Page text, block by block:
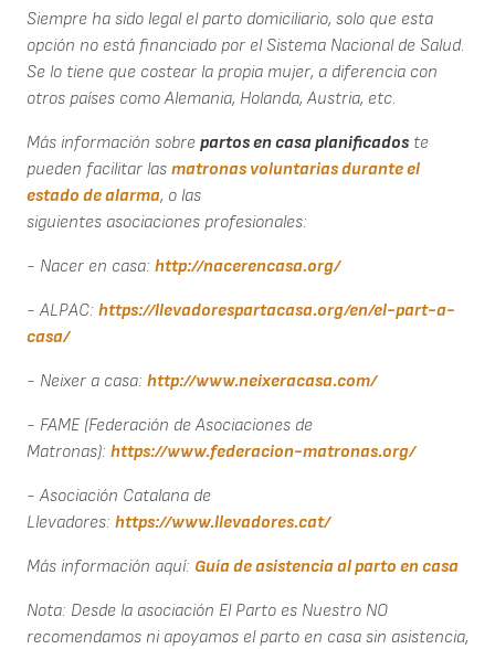
Siempre ha sido legal el parto domiciliario, solo que esta
opción no está financiado por el Sistema Nacional de Salud.
Se lo tiene que costear la propia mujer, a diferencia con
otros países como Alemania, Holanda, Austria, etc.
Más información sobre partos en casa planificados te
pueden facilitar las matronas voluntarias durante el
estado de alarma, o las
siguientes asociaciones profesionales:
- Nacer en casa: http://nacerencasa.org/
- ALPAC: https://llevadorespartacasa.org/en/el-part-a-
casa/
- Neixer a casa: http://www.neixeracasa.com/
- FAME (Federación de Asociaciones de
Matronas): https://www.federacion-matronas.org/
- Asociación Catalana de
Llevadores: https://www.llevadores.cat/
Más información aquí: Guía de asistencia al parto en casa
Nota: Desde la asociación El Parto es Nuestro NO
recomendamos ni apoyamos el parto en casa sin asistencia,